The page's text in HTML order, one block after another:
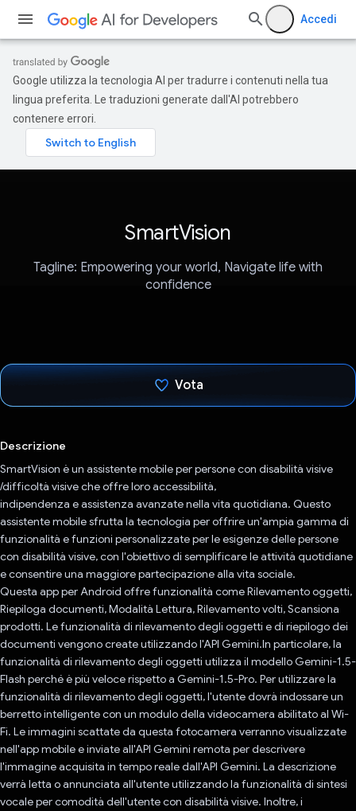
Accedi
Google utilizza la tecnologia AI per tradurre i contenuti nella tua
lingua preferita. Le traduzioni generate dall'AI potrebbero
contenere errori.
SmartVision
Tagline: Empowering your world, Navigate life with
confidence
Vota
Descrizione
SmartVision è un assistente mobile per persone con disabilità visive
/difficoltà visive che offre loro accessibilità,
indipendenza e assistenza avanzate nella vita quotidiana. Questo
assistente mobile sfrutta la tecnologia per offrire un'ampia gamma di
funzionalità e funzioni personalizzate per le esigenze delle persone
con disabilità visive, con l'obiettivo di semplificare le attività quotidiane
e consentire una maggiore partecipazione alla vita sociale.
Questa app per Android offre funzionalità come Rilevamento oggetti,
Riepiloga documenti, Modalità Lettura, Rilevamento volti, Scansiona
prodotti. Le funzionalità di rilevamento degli oggetti e di riepilogo dei
documenti vengono create utilizzando l'API Gemini.In particolare, la
funzionalità di rilevamento degli oggetti utilizza il modello Gemini-1.5-
Flash perché è più veloce rispetto a Gemini-1.5-Pro. Per utilizzare la
funzionalità di rilevamento degli oggetti, l'utente dovrà indossare un
berretto intelligente con un modulo della videocamera abilitato al Wi-
Fi. Le immagini scattate da questa fotocamera verranno visualizzate
nell'app mobile e inviate all'API Gemini remota per descrivere
l'immagine acquisita in tempo reale dall'API Gemini. La descrizione
verrà letta o annunciata all'utente utilizzando la funzionalità di sintesi
vocale per comodità dell'utente con disabilità visive. Inoltre, i